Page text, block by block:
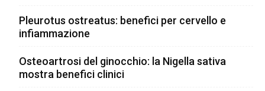
Pleurotus ostreatus: benefici per cervello e
infiammazione
Osteoartrosi del ginocchio: la Nigella sativa
mostra benefici clinici